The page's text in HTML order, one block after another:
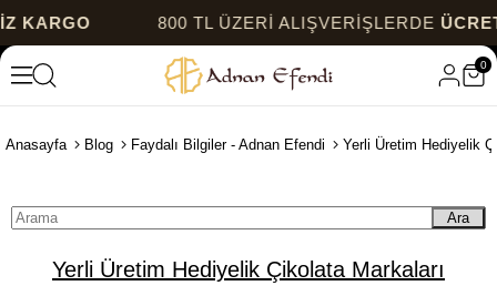
800 TL ÜZERİ ALIŞVERİŞLERDE
0
Anasayfa Blog Faydalı Bilgiler - Adnan Efendi Yerli Üretim Hediyelik
Ara
Yerli Üretim Hediyelik Çikolata Markaları